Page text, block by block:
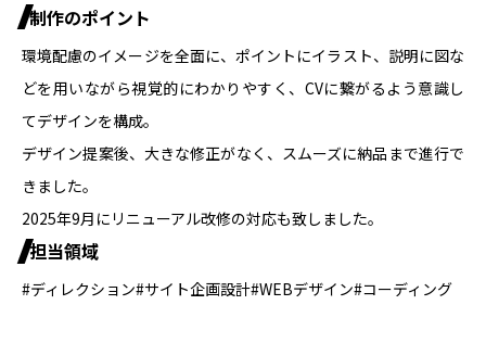
制作のポイント
環境配慮のイメージを全面に、ポイントにイラスト、説明に図な
どを用いながら視覚的にわかりやすく、CVに繋がるよう意識し
てデザインを構成。
デザイン提案後、大きな修正がなく、スムーズに納品まで進行で
きました。
2025年9月にリニューアル改修の対応も致しました。
担当領域
#ディレクション#サイト企画設計#WEBデザイン#コーディング